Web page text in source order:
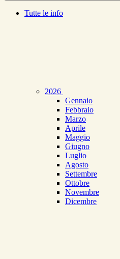
Tutte le info
2026
Gennaio
Febbraio
Marzo
Aprile
Maggio
Giugno
Luglio
Agosto
Settembre
Ottobre
Novembre
Dicembre